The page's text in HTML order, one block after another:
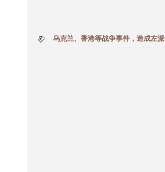
乌克兰、香港等战争事件，造成左